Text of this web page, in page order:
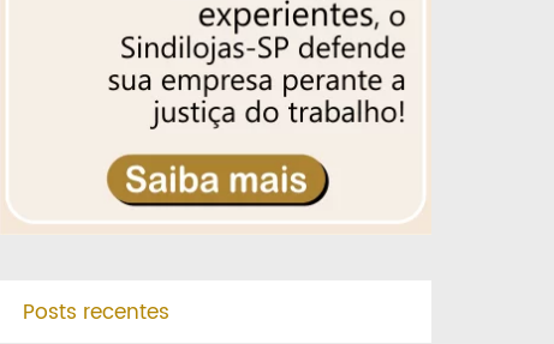
Posts recentes